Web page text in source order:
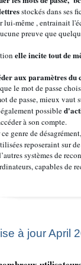
stockés dans ses
même , entrainait
preuve que
elle incite tout de
aux paramètres du
le mot de passe
de passe, mieux vaut
possible
à son compte.
genre de
reposeraint sur de
systèmes de
capables de
à jour April